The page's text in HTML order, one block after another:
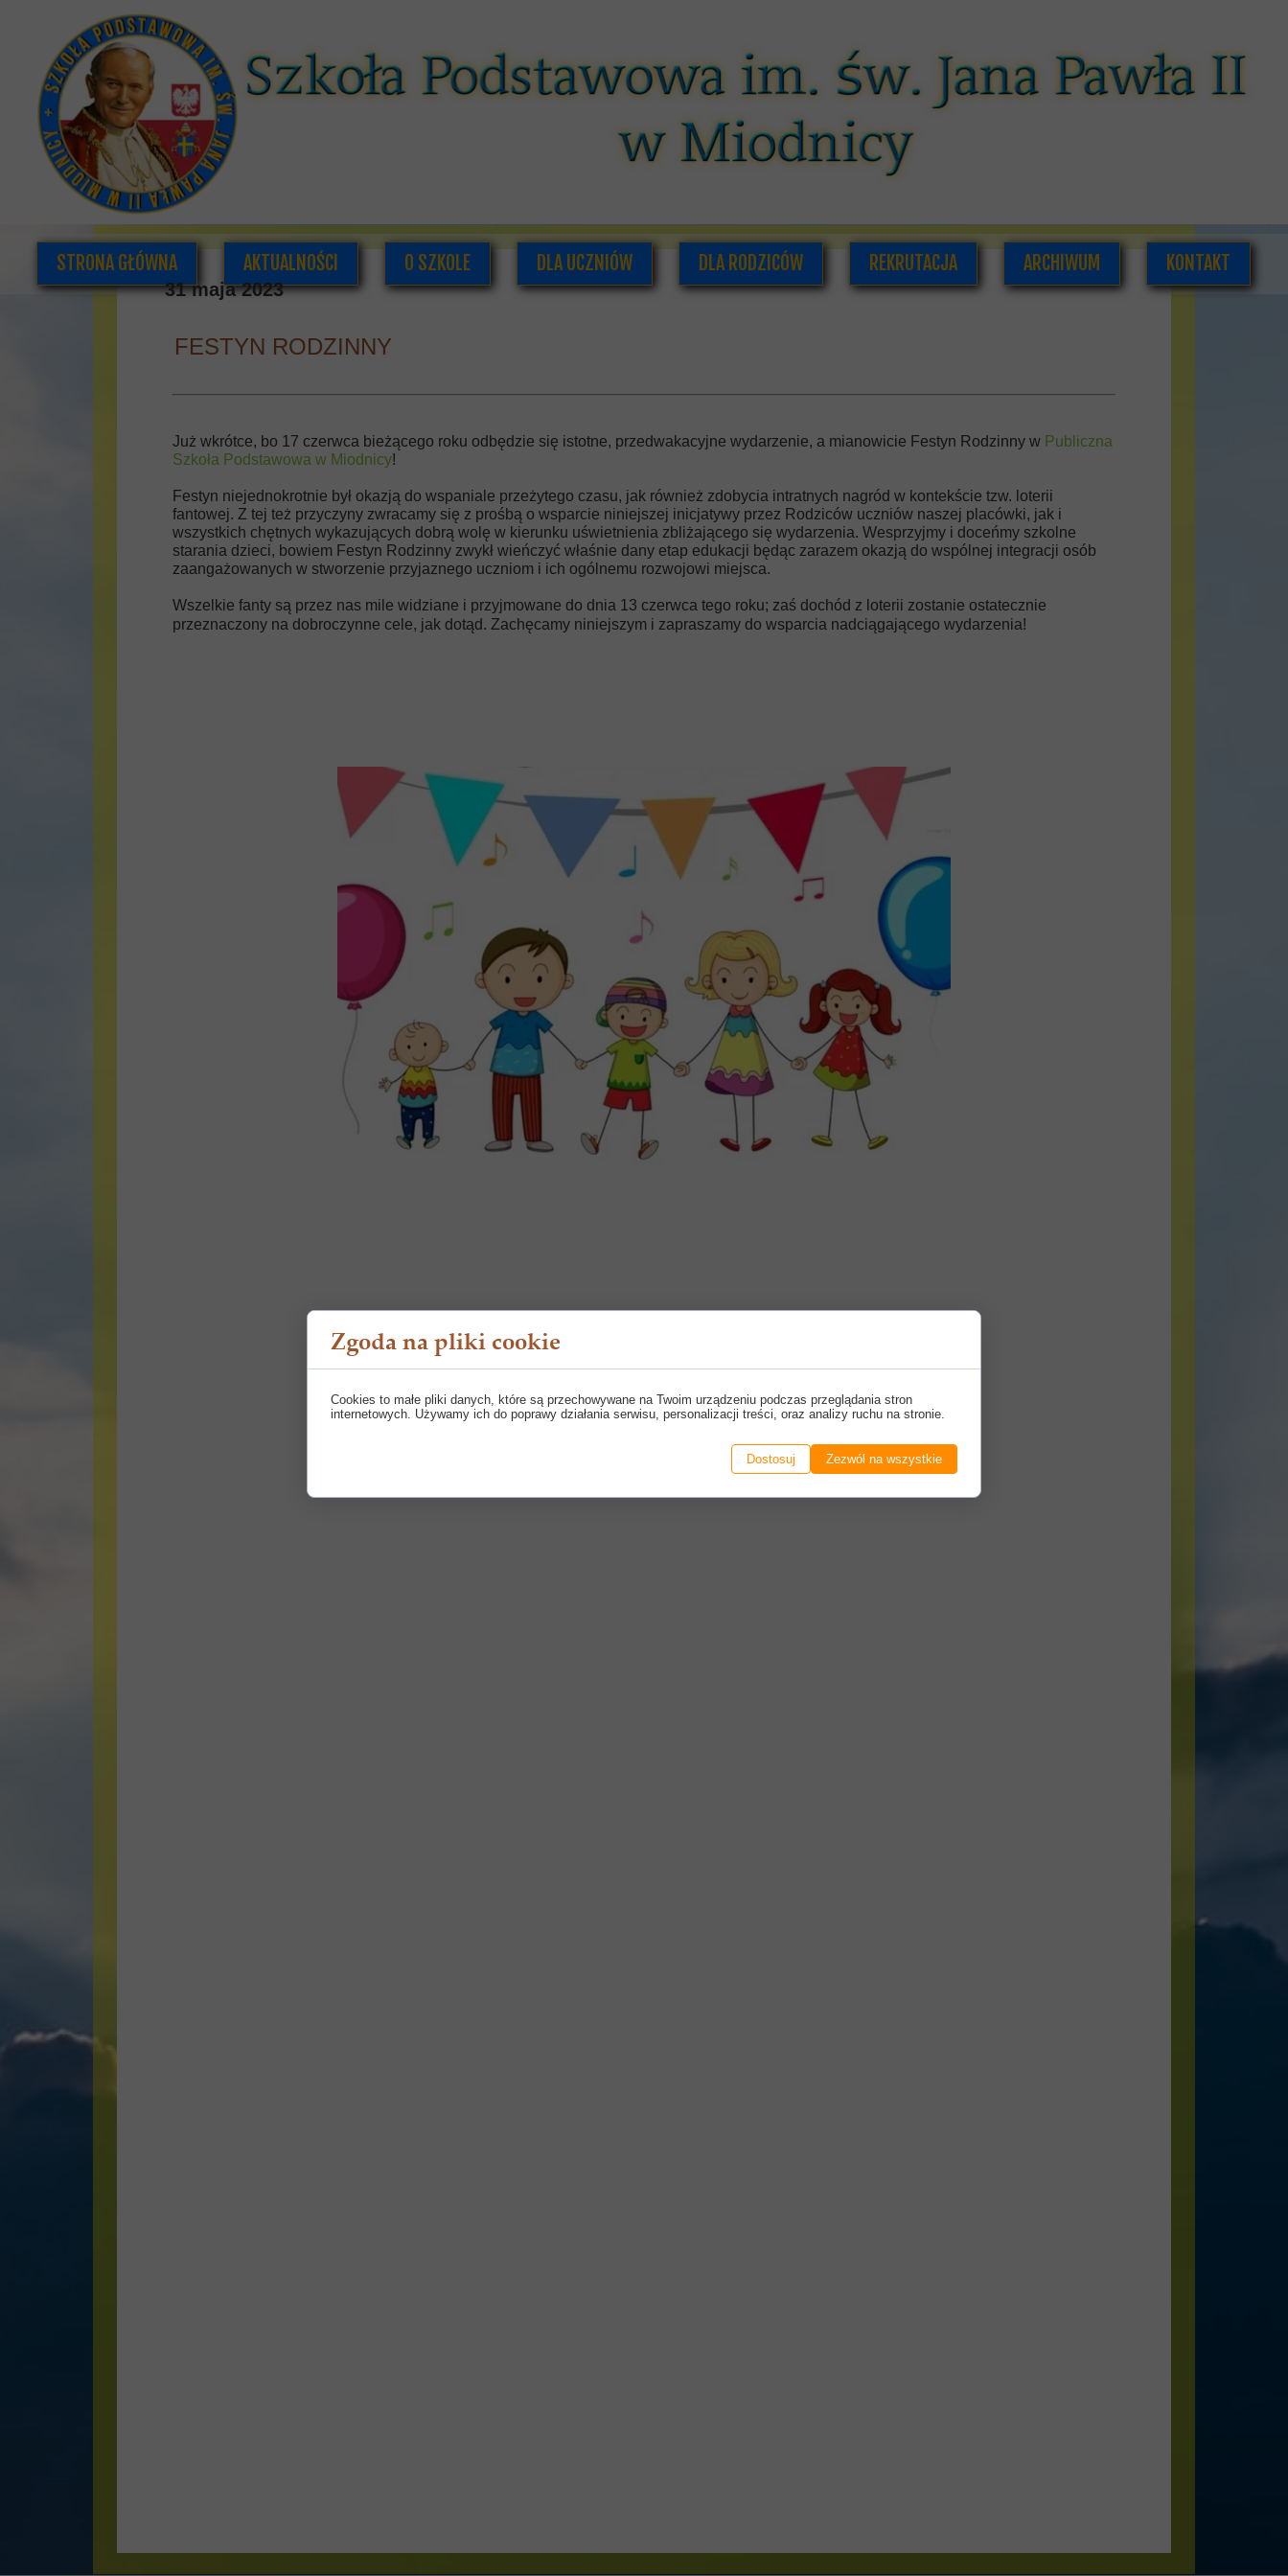
31 maja 2023
Już wkrótce, bo 17 czerwca bieżącego roku odbędzie się istotne, przedwakacyjne wydarzenie, a mianowicie Festyn Rodzinny w Publiczna
Szkoła Podstawowa w Miodnicy!
Festyn niejednokrotnie był okazją do wspaniale przeżytego czasu, jak również zdobycia intratnych nagród w kontekście tzw. loterii
fantowej. Z tej też przyczyny zwracamy się z prośbą o wsparcie niniejszej inicjatywy przez Rodziców uczniów naszej placówki, jak i
wszystkich chętnych wykazujących dobrą wolę w kierunku uświetnienia zbliżającego się wydarzenia. Wesprzyjmy i doceńmy szkolne
starania dzieci, bowiem Festyn Rodzinny zwykł wieńczyć właśnie dany etap edukacji będąc zarazem okazją do wspólnej integracji osób
zaangażowanych w stworzenie przyjaznego uczniom i ich ogólnemu rozwojowi miejsca.
Wszelkie fanty są przez nas mile widziane i przyjmowane do dnia 13 czerwca tego roku; zaś dochód z loterii zostanie ostatecznie
przeznaczony na dobroczynne cele, jak dotąd. Zachęcamy niniejszym i zapraszamy do wsparcia nadciągającego wydarzenia!
FESTYN RODZINNY
STRONA GŁÓWNA AKTUALNOŚCI O SZKOLE DLA UCZNIÓW DLA RODZICÓW REKRUTACJA ARCHIWUM KONTAKT
Zgoda na pliki cookie
Cookies to małe pliki danych, które są przechowywane na Twoim urządzeniu podczas przeglądania stron
internetowych. Używamy ich do poprawy działania serwisu, personalizacji treści, oraz analizy ruchu na stronie.
Dostosuj Zezwól na wszystkie